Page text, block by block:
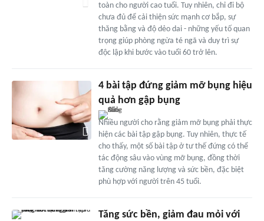
toàn cho người cao tuổi. Tuy nhiên, chỉ đi bộ
chưa đủ để cải thiện sức mạnh cơ bắp, sự
thăng bằng và độ dẻo dai - những yếu tố quan
trọng giúp phòng ngừa té ngã và duy trì sự
độc lập khi bước vào tuổi 60 trở lên.
4 bài tập đứng giảm mỡ bụng hiệu
quả hơn gập bụng
Nhiều người cho rằng giảm mỡ bụng phải thực
hiện các bài tập gập bụng. Tuy nhiên, thực tế
cho thấy, một số bài tập ở tư thế đứng có thể
tác động sâu vào vùng mỡ bụng, đồng thời
tăng cường năng lượng và sức bền, đặc biệt
phù hợp với người trên 45 tuổi.
Tăng sức bền, giảm đau mỏi với